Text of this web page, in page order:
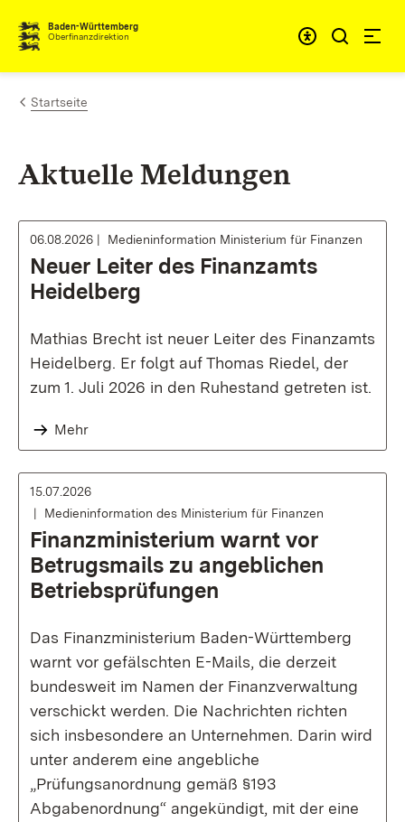
Zum Inhalt springen
Baden-Württemberg
Oberfinanzdirektion
Startseite
Aktuelle Meldungen
06.08.2026 Medieninformation Ministerium für Finanzen
Neuer Leiter des Finanzamts
Heidelberg
Mathias Brecht ist neuer Leiter des Finanzamts
Heidelberg. Er folgt auf Thomas Riedel, der
zum 1. Juli 2026 in den Ruhestand getreten ist.
Mehr
15.07.2026
Medieninformation des Ministerium für Finanzen
Finanzministerium warnt vor
Betrugsmails zu angeblichen
Betriebsprüfungen
Das Finanzministerium Baden-Württemberg
warnt vor gefälschten E-Mails, die derzeit
bundesweit im Namen der Finanzverwaltung
verschickt werden. Die Nachrichten richten
sich insbesondere an Unternehmen. Darin wird
unter anderem eine angebliche
„Prüfungsanordnung gemäß §193
Abgabenordnung“ angekündigt, mit der eine